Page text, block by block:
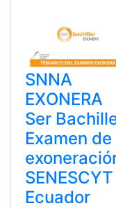
SNNA
EXONERA
Ser
Examen de
SENESCYT
Ecuador